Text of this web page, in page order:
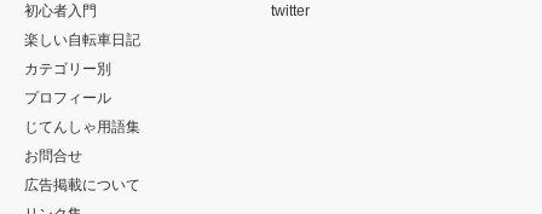
初心者入門
楽しい自転車日記
カテゴリー別
プロフィール
じてんしゃ用語集
お問合せ
広告掲載について
twitter